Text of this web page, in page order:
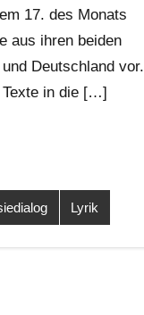
17. des Monats
aus ihren beiden
Deutschland vor.
Texte in die […]
Lyrik